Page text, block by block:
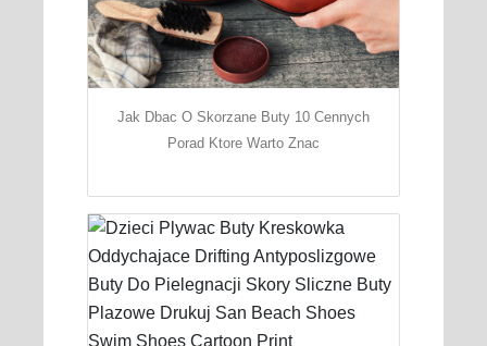
Jak Dbac O Skorzane Buty 10 Cennych
Porad Ktore Warto Znac